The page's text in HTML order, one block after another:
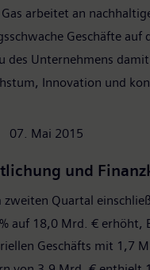
arbeitet an
Geschäfte auf
des Unternehmens
Innovation und
07. Mai 2015
und
Quartal
auf 18,0 Mrd. € erhöht,
Geschäfts mit 1,7